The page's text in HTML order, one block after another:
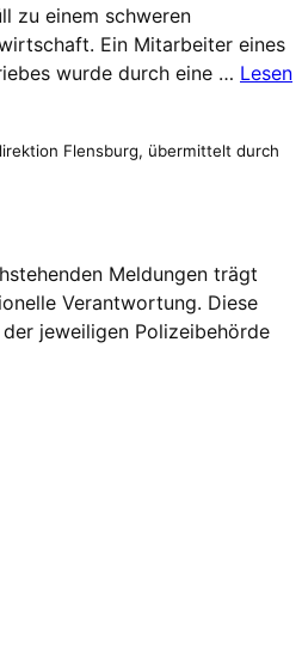
zu einem schweren
Ein Mitarbeiter eines
wurde durch eine … Lesen
Flensburg, übermittelt durch
Meldungen trägt
Verantwortung. Diese
jeweiligen Polizeibehörde